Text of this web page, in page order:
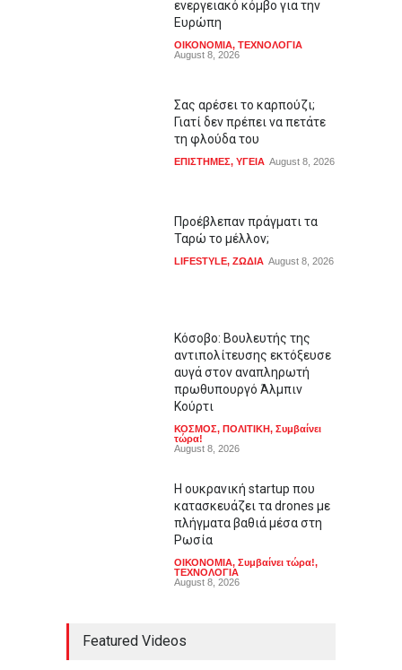
ενεργειακό κόμβο για την
Ευρώπη
ΟΙΚΟΝΟΜΙΑ, ΤΕΧΝΟΛΟΓΙΑ
August 8, 2026
Σας αρέσει το καρπούζι;
Γιατί δεν πρέπει να πετάτε
τη φλούδα του
ΕΠΙΣΤΗΜΕΣ, ΥΓΕΙΑ August 8, 2026
Προέβλεπαν πράγματι τα
Ταρώ το μέλλον;
LIFESTYLE, ΖΩΔΙΑ August 8, 2026
Κόσοβο: Βουλευτής της
αντιπολίτευσης εκτόξευσε
αυγά στον αναπληρωτή
πρωθυπουργό Άλμπιν
Κούρτι
ΚΟΣΜΟΣ, ΠΟΛΙΤΙΚΗ, Συμβαίνει
τώρα!
August 8, 2026
Η ουκρανική startup που
κατασκευάζει τα drones με
πλήγματα βαθιά μέσα στη
Ρωσία
ΟΙΚΟΝΟΜΙΑ, Συμβαίνει τώρα!,
ΤΕΧΝΟΛΟΓΙΑ
August 8, 2026
Featured Videos